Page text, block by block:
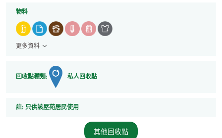
物料
更多資料
回收點種類: 私人回收點
註: 註
只供該屋苑居民使用
其他回收點